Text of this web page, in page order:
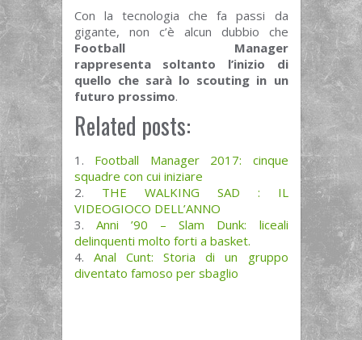
Con la tecnologia che fa passi da
gigante, non c’è alcun dubbio che
Football Manager
rappresenta soltanto l’inizio di
quello che sarà lo scouting in un
futuro prossimo.
Related posts:
Football Manager 2017: cinque
squadre con cui iniziare
THE WALKING SAD : IL
VIDEOGIOCO DELL’ANNO
Anni ’90 – Slam Dunk: liceali
delinquenti molto forti a basket.
Anal Cunt: Storia di un gruppo
diventato famoso per sbaglio